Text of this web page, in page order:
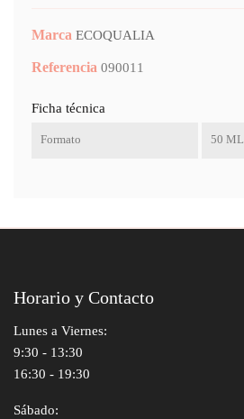
Marca ECOQUALIA
Referencia 090011
Ficha técnica
Formato 50 ML
Horario y Contacto
Lunes a Viernes:
9:30 - 13:30
16:30 - 19:30
Sábado: